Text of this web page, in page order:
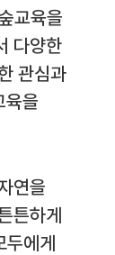
교육을
다양한
관심과
육을
연을
튼하게
두에게